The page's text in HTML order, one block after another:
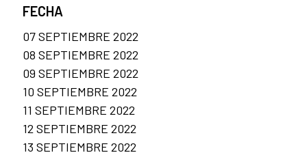
FECHA
07 SEPTIEMBRE 2022
08 SEPTIEMBRE 2022
09 SEPTIEMBRE 2022
10 SEPTIEMBRE 2022
11 SEPTIEMBRE 2022
12 SEPTIEMBRE 2022
13 SEPTIEMBRE 2022